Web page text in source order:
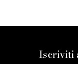
Iscriviti